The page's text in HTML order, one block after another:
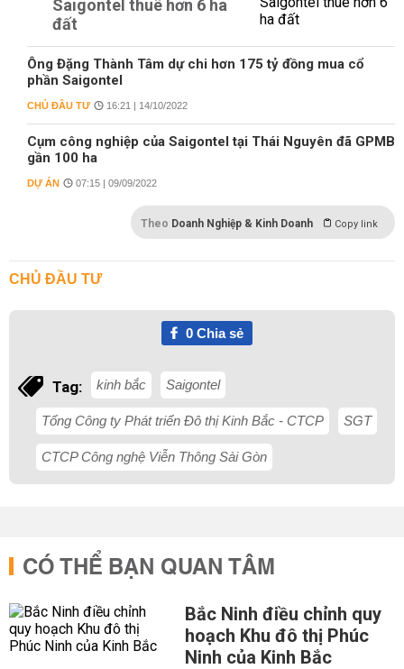
Saigontel thuê hơn 6 ha
đất
Ông Đặng Thành Tâm dự chi hơn 175 tỷ đồng mua cổ
phần Saigontel
CHỦ ĐẦU TƯ 16:21 | 14/10/2022
Cụm công nghiệp của Saigontel tại Thái Nguyên đã GPMB
gần 100 ha
DỰ ÁN 07:15 | 09/09/2022
Theo Doanh Nghiệp & Kinh Doanh Copy link
CHỦ ĐẦU TƯ
0Chia sẻ
Tag: kinh bắc Saigontel
Tổng Công ty Phát triển Đô thị Kinh Bắc - CTCP SGT
CTCP Công nghệ Viễn Thông Sài Gòn
CÓ THỂ BẠN QUAN TÂM
Bắc Ninh điều chỉnh quy
hoạch Khu đô thị Phúc
Ninh của Kinh Bắc